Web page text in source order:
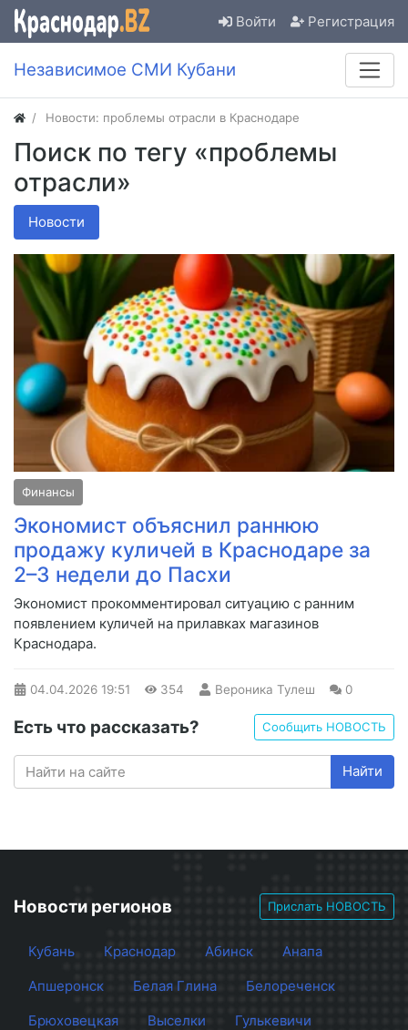
Войти Регистрация
Независимое СМИ Кубани
Новости: проблемы отрасли в Краснодаре
Поиск по тегу «проблемы
отрасли»
Новости
Финансы
Экономист объяснил раннюю
продажу куличей в Краснодаре за
2–3 недели до Пасхи
Экономист прокомментировал ситуацию с ранним
появлением куличей на прилавках магазинов
Краснодара.
04.04.2026 19:51 354 Вероника Тулеш 0
Есть что рассказать? Сообщить НОВОСТЬ
Найти
Новости регионов Прислать НОВОСТЬ
Кубань Краснодар Абинск
Анапа
Апшеронск
Белая Глина
Белореченск
Брюховецкая
Выселки
Гулькевичи